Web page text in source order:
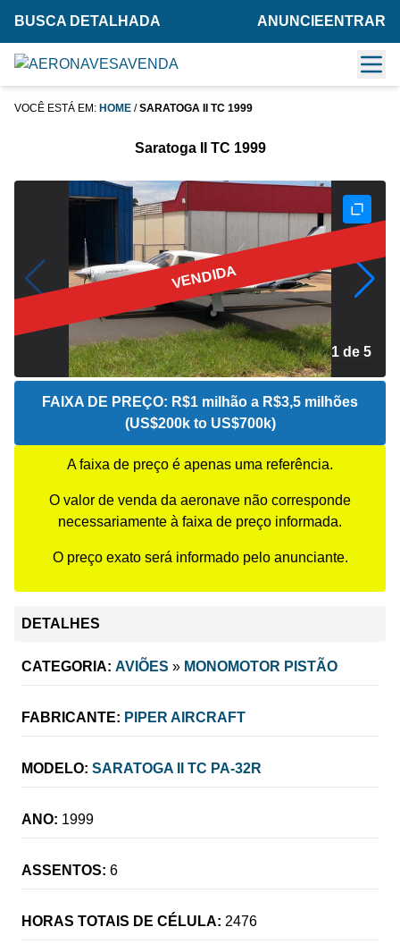
BUSCA DETALHADA ANUNCIE ENTRAR
VOCÊ ESTÁ EM: HOME /SARATOGA II TC 1999
Saratoga II TC 1999
VENDIDA
1 de 5
FAIXA DE PREÇO: R$1 milhão a R$3,5 milhões
(US$200k to US$700k)
A faixa de preço é apenas uma referência.
O valor de venda da aeronave não corresponde
necessariamente à faixa de preço informada.
O preço exato será informado pelo anunciante.
DETALHES
CATEGORIA: AVIÕES » MONOMOTOR PISTÃO
FABRICANTE: PIPER AIRCRAFT
MODELO: SARATOGA II TC PA-32R
ANO: 1999
ASSENTOS: 6
HORAS TOTAIS DE CÉLULA: 2476